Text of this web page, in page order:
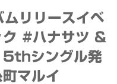
リリースイベ
ク #ハナサツ &
5thシングル発
マルイ